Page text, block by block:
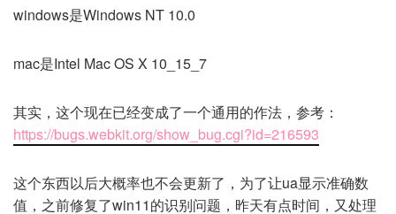
windows是Windows NT 10.0
mac是Intel Mac OS X 10_15_7
其实，这个现在已经变成了一个通用的作法，参考：
https://bugs.webkit.org/show_bug.cgi?id=216593
这个东西以后大概率也不会更新了，为了让ua显示准确数
值，之前修复了win11的识别问题，昨天有点时间，又处理